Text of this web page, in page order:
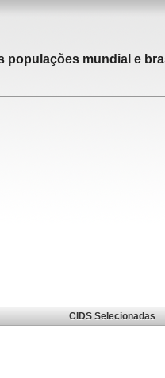
mundial e
CIDS Selecionadas